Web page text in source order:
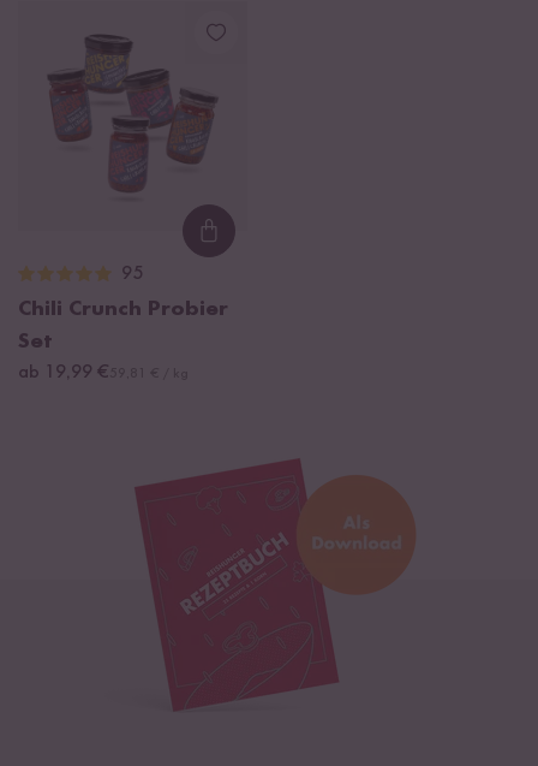
Loading...
95
Chili Crunch Probier
Set
ab 19,99 €